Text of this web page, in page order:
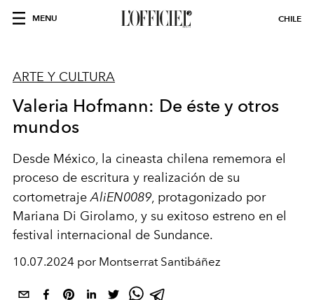
MENU CHILE
ARTE Y CULTURA
Valeria Hofmann: De éste y otros
mundos
Desde México, la cineasta chilena rememora el
proceso de escritura y realización de su
cortometrajeAliEN0089, protagonizado por
Mariana Di Girolamo, y su exitoso estreno en el
festival internacional de Sundance.
10.07.2024 por Montserrat Santibáñez